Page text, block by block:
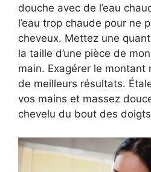
douche avec de l’eau
l’eau trop chaude pour ne
cheveux. Mettez une
la taille d’une pièce de
main. Exagérer le montant
de meilleurs résultats.
vos mains et massez
chevelu du bout des